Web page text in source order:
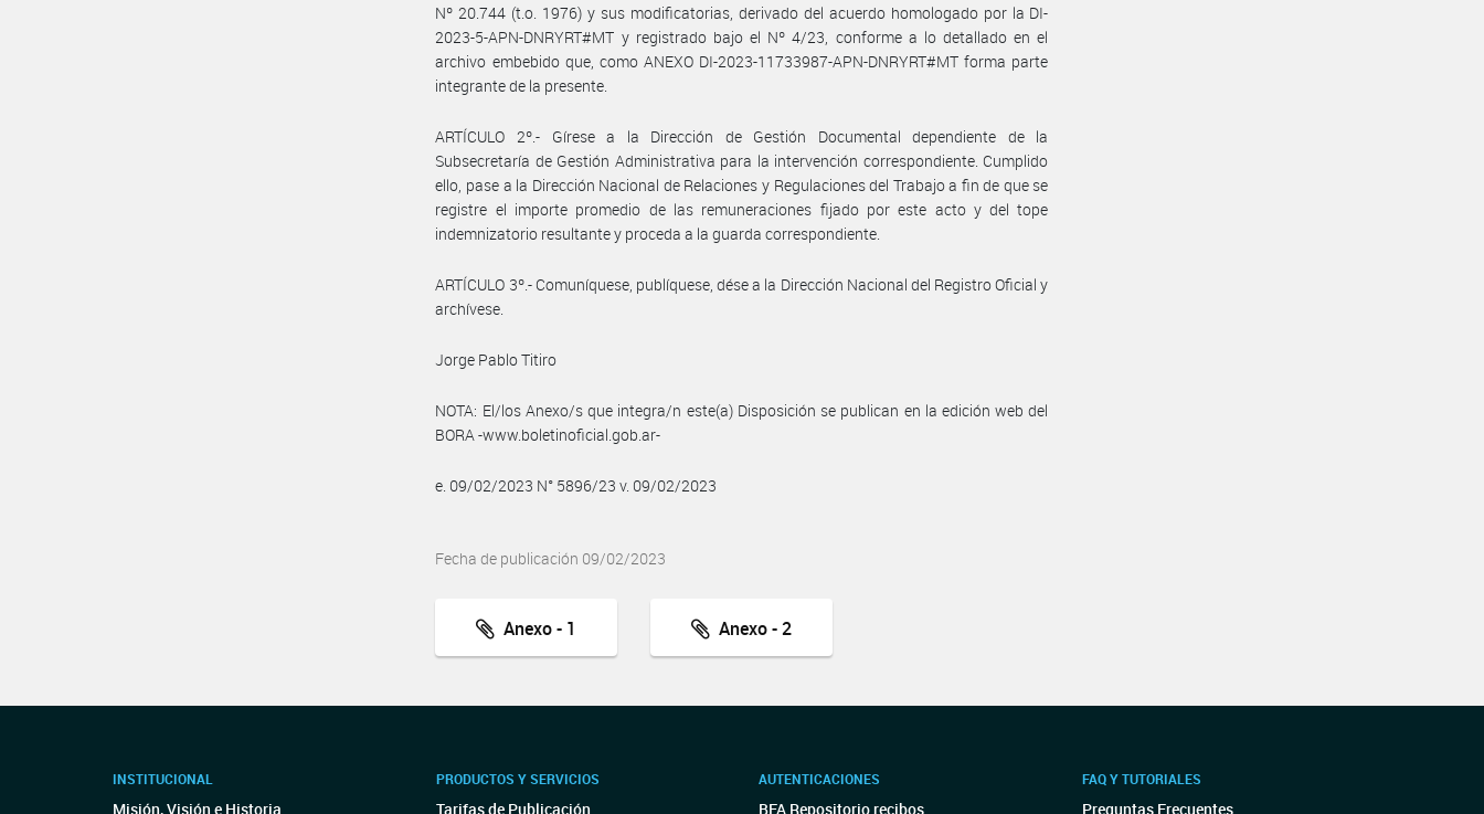
Nº 20.744 (t.o. 1976) y sus modificatorias, derivado del acuerdo homologado por la DI-
2023-5-APN-DNRYRT#MT y registrado bajo el Nº 4/23, conforme a lo detallado en el
archivo embebido que, como ANEXO DI-2023-11733987-APN-DNRYRT#MT forma parte
integrante de la presente.
ARTÍCULO 2º.- Gírese a la Dirección de Gestión Documental dependiente de la
Subsecretaría de Gestión Administrativa para la intervención correspondiente. Cumplido
ello, pase a la Dirección Nacional de Relaciones y Regulaciones del Trabajo a fin de que se
registre el importe promedio de las remuneraciones fijado por este acto y del tope
indemnizatorio resultante y proceda a la guarda correspondiente.
ARTÍCULO 3º.- Comuníquese, publíquese, dése a la Dirección Nacional del Registro Oficial y
archívese.
Jorge Pablo Titiro
NOTA: El/los Anexo/s que integra/n este(a) Disposición se publican en la edición web del
BORA -www.boletinoficial.gob.ar-
e. 09/02/2023 N° 5896/23 v. 09/02/2023
Fecha de publicación 09/02/2023
Anexo - 1 Anexo - 2
INSTITUCIONAL
Misión, Visión e Historia
PRODUCTOS Y SERVICIOS
Tarifas de Publicación
AUTENTICACIONES
BFA Repositorio recibos
FAQ Y TUTORIALES
Preguntas Frecuentes